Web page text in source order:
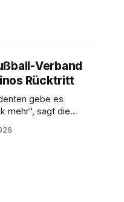
Verband
Rücktritt
gebe es
mehr", sagt die